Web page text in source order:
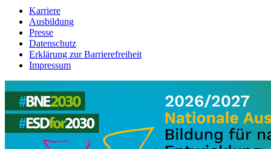
Karriere
Ausbildung
Presse
Datenschutz
Erklärung zur Barrierefreiheit
Impressum